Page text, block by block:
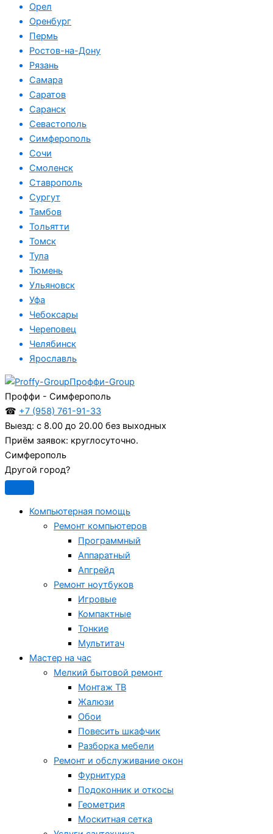
Орел
Оренбург
Пермь
Ростов-на-Дону
Рязань
Самара
Саратов
Саранск
Севастополь
Симферополь
Сочи
Смоленск
Ставрополь
Сургут
Тамбов
Тольятти
Томск
Тула
Тюмень
Ульяновск
Уфа
Чебоксары
Череповец
Челябинск
Ярославль
Проффи-Group
Проффи - Симферополь
☎ +7 (958) 761-91-33
Выезд: с 8.00 до 20.00 без выходных
Приём заявок: круглосуточно.
Симферополь
Другой город?
Компьютерная помощь
Ремонт компьютеров
Программный
Аппаратный
Апгрейд
Ремонт ноутбуков
Игровые
Компактные
Тонкие
Мультитач
Мастер на час
Мелкий бытовой ремонт
Монтаж ТВ
Жалюзи
Обои
Повесить шкафчик
Разборка мебели
Ремонт и обслуживание окон
Фурнитура
Подоконник и откосы
Геометрия
Москитная сетка